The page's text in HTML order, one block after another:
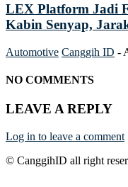
LEX Platform Jadi
Kabin Senyap,
Automotive Canggih ID -
NO COMMENTS
LEAVE A REPLY
Log in to leave a comment
© CanggihID all right